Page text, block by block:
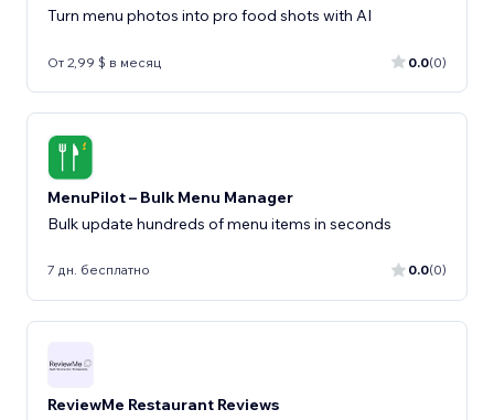
Turn menu photos into pro food shots with AI
От 2,99 $ в месяц 0.0(0)
MenuPilot – Bulk Menu Manager
Bulk update hundreds of menu items in seconds
7 дн. бесплатно 0.0(0)
ReviewMe Restaurant Reviews